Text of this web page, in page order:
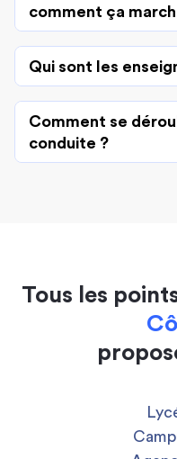
comment ça
Qui sont les
Comment se
conduite ?
Tous les